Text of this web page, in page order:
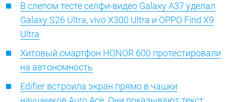
В слепом тесте селфи-видео Galaxy A37 уделал
Galaxy S26 Ultra, vivo X300 Ultra и OPPO Find X9
Ultra
Хитовый смартфон HONOR 600 протестировали
на автономность
Edifier встроила экран прямо в чашки